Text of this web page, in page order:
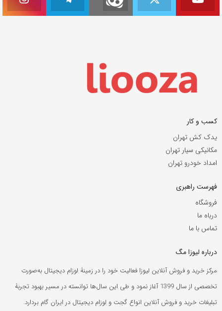
کسب و کار
یدک کش تهران
مکانیکی سیار تهران
امداد خودرو تهران
فهرست راهبری
فروشگاه
درباه ما
تماس با ما
درباره لیوزا مگ
مرکز خرید و فروش آنلاین لیوزا فعالیت خود را در زمینۀ لوزام دیجیتال به‌صورت
تخصصی از سال 1399 آغاز نمود و طی این سال‌ها توانسته در مسیر بهبود تجربۀ
تبلیغات خرید و فروش آنلاین انواع گجت و لوزام دیجیتال در ایران گام بردارد.